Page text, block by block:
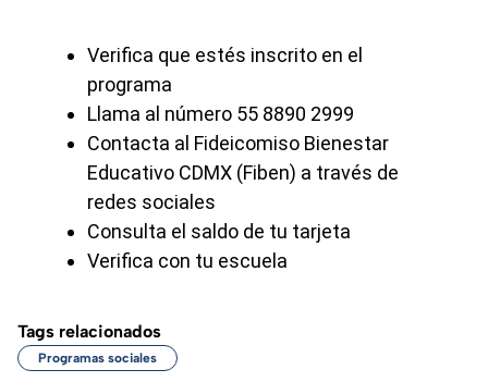
Verifica que estés inscrito en el
programa
Llama al número 55 8890 2999
Contacta al Fideicomiso Bienestar
Educativo CDMX (Fiben) a través de
redes sociales
Consulta el saldo de tu tarjeta
Verifica con tu escuela
Tags relacionados
Programas sociales